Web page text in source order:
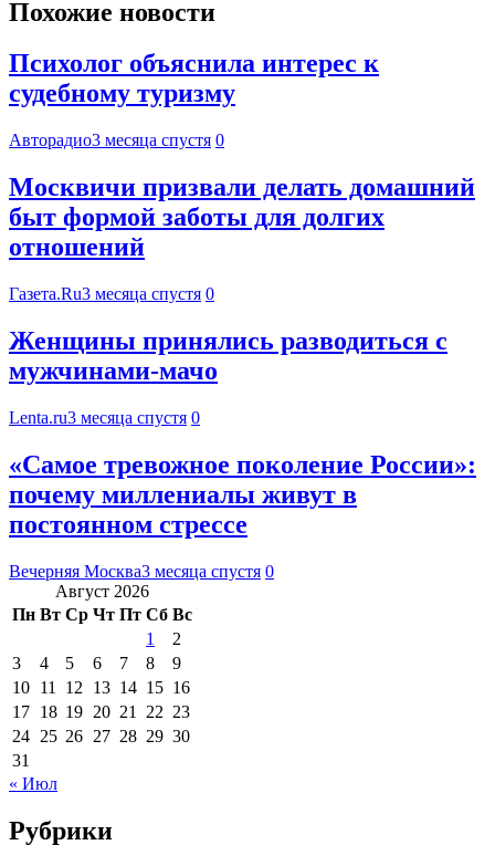
Похожие новости
Психолог объяснила интерес к
судебному туризму
Авторадио3 месяца спустя 0
Москвичи призвали делать домашний
быт формой заботы для долгих
отношений
Газета.Ru3 месяца спустя 0
Женщины принялись разводиться с
мужчинами-мачо
Lenta.ru3 месяца спустя 0
«Самое тревожное поколение России»:
почему миллениалы живут в
постоянном стрессе
Вечерняя Москва3 месяца спустя 0
Август 2026
Пн Вт Ср Чт Пт Сб Вс
1
2
3
4 5 6 7 8
9
10 11 12 13 14 15 16
17 18 19 20 21 22 23
24 25 26 27 28 29 30
31
« Июл
Рубрики